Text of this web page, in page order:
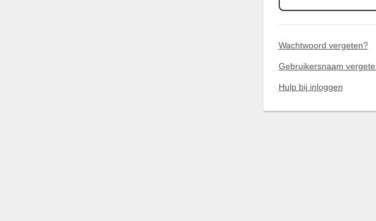
Wachtwoord vergeten?
Gebruikersnaam
Hulp bij inloggen